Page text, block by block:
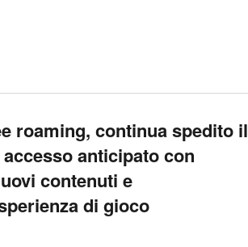
roaming, continua spedito il
anticipato con
contenuti e
di gioco